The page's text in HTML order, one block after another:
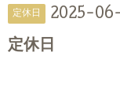
定休日 2025-
定休日